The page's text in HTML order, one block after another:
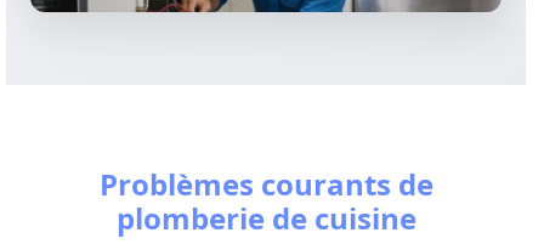
Problèmes courants de
plomberie de cuisine